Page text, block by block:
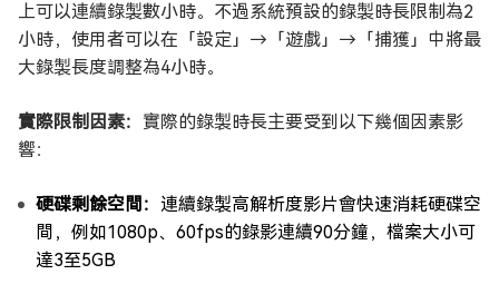
上可以連續錄製數小時。不過系統預設的錄製時長限制為2
小時，使用者可以在「設定」→「遊戲」→「捕獲」中將最
大錄製長度調整為4小時。
實際限制因素： 實際的錄製時長主要受到以下幾個因素影
響：
硬碟剩餘空間： 連續錄製高解析度影片會快速消耗硬碟空
間，例如1080p、60fps的錄影連續90分鐘，檔案大小可
達3至5GB